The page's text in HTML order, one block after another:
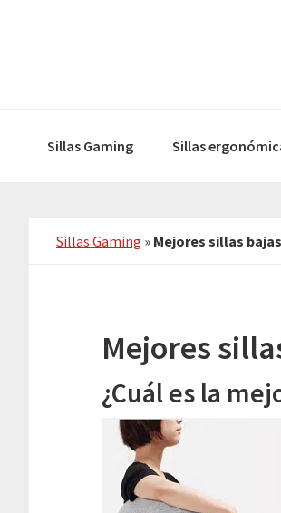
Sillas Gaming Sillas
Sillas Gaming » Mejores sillas bajas
Mejores
¿Cuál es la